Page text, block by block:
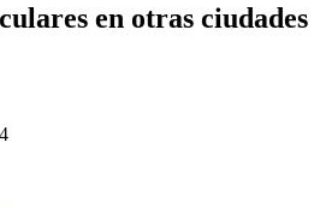
en otras ciudades